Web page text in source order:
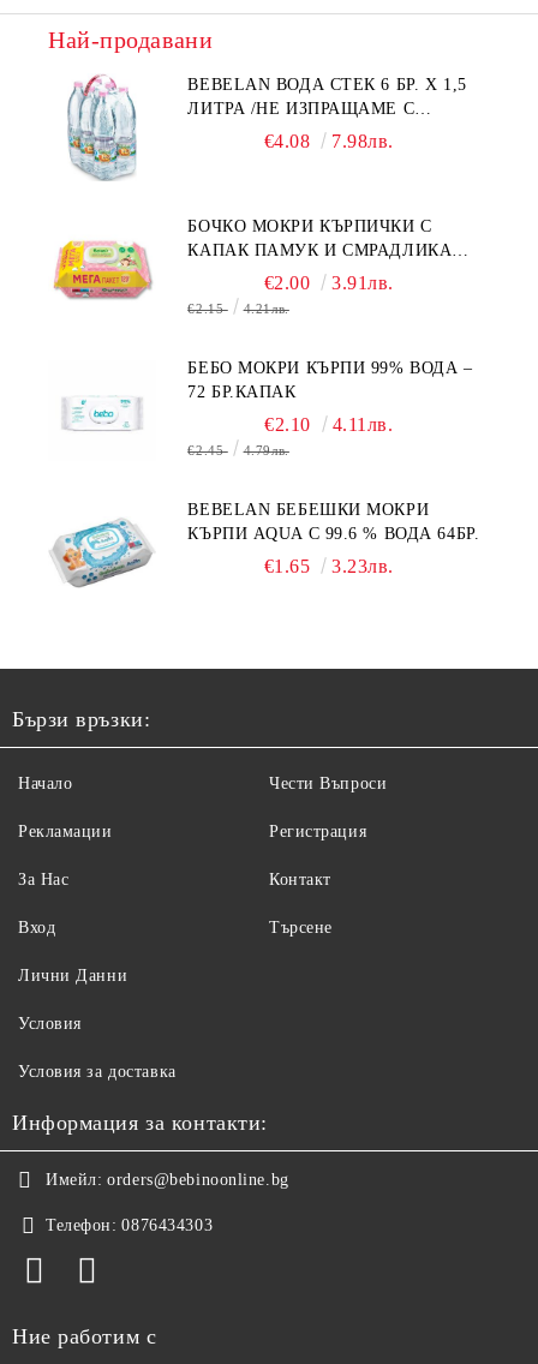
Най-продавани
BEBELAN ВОДА СТЕК 6 БР. Х 1,5
ЛИТРА /НЕ ИЗПРАЩАМЕ С
€4.08 7.98лв.
БОЧКО МОКРИ КЪРПИЧКИ С
КАПАК ПАМУК И СМРАДЛИКА
€2.00 3.91лв.
€2.15 4.21лв.
БЕБО МОКРИ КЪРПИ 99% ВОДА –
72 БР.КАПАК
€2.10 4.11лв.
€2.45 4.79лв.
BEBELAN БЕБЕШКИ МОКРИ
КЪРПИ AQUA С 99.6 % ВОДА 64БР.
€1.65 3.23лв.
Бързи връзки:
Начало
Рекламации
За Нас
Вход
Чести Въпроси
Регистрация
Контакт
Търсене
Лични Данни
Условия
Условия за доставка
Информация за контакти:
Имейл: orders@bebinoonline.bg
Телефон: 0876434303
Ние работим с